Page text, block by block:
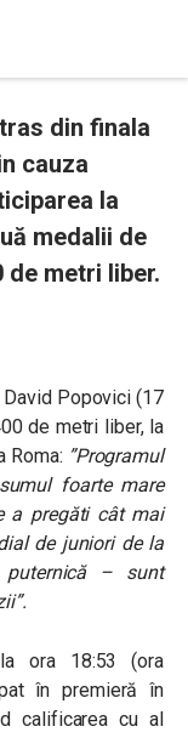
din finala
cauza
la
medalii de
de metri liber.
David Popovici (17
de metri liber, la
Roma: ”Programul
foarte mare
a pregăti cât mai
de juniori de la
– sunt
ora 18:53 (ora
în premieră în
calificarea cu al